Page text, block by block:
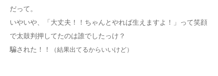
だって。
いやいや、「大丈夫！！ちゃんとやれば生えますよ！」って笑顔
で太鼓判押してたのは誰でしたっけ？
騙された！！
（結果出てるからいいけど）